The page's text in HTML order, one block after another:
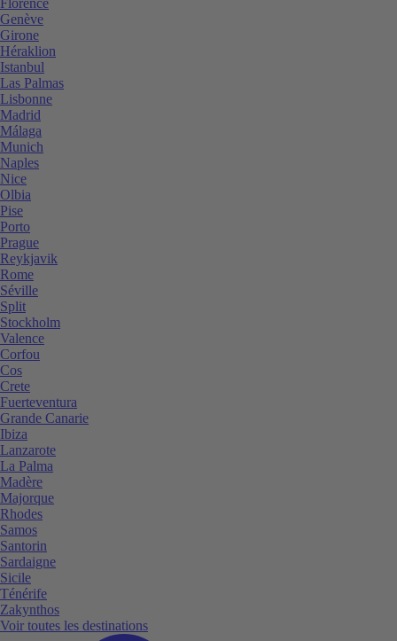
Genève
Girone
Héraklion
Istanbul
Las Palmas
Lisbonne
Madrid
Málaga
Munich
Naples
Nice
Olbia
Pise
Porto
Prague
Reykjavik
Rome
Séville
Split
Stockholm
Valence
Corfou
Cos
Crete
Fuerteventura
Grande Canarie
Ibiza
Lanzarote
La Palma
Madère
Majorque
Rhodes
Samos
Santorin
Sardaigne
Sicile
Ténérife
Zakynthos
Voir toutes les destinations